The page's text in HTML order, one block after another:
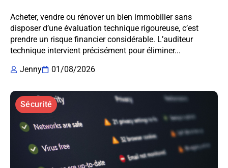
Acheter, vendre ou rénover un bien immobilier sans
disposer d’une évaluation technique rigoureuse, c’est
prendre un risque financier considérable. L’auditeur
technique intervient précisément pour éliminer...
Jenny
01/08/2026
Sécurité